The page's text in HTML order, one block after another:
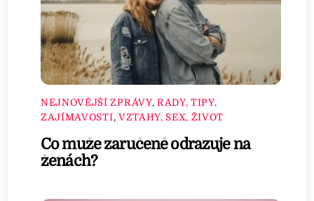
NEJNOVĚJŠÍ ZPRÁVY, RADY, TIPY,
ZAJÍMAVOSTI, VZTAHY, SEX, ŽIVOT
Co muže zaručeně odrazuje na
ženách?